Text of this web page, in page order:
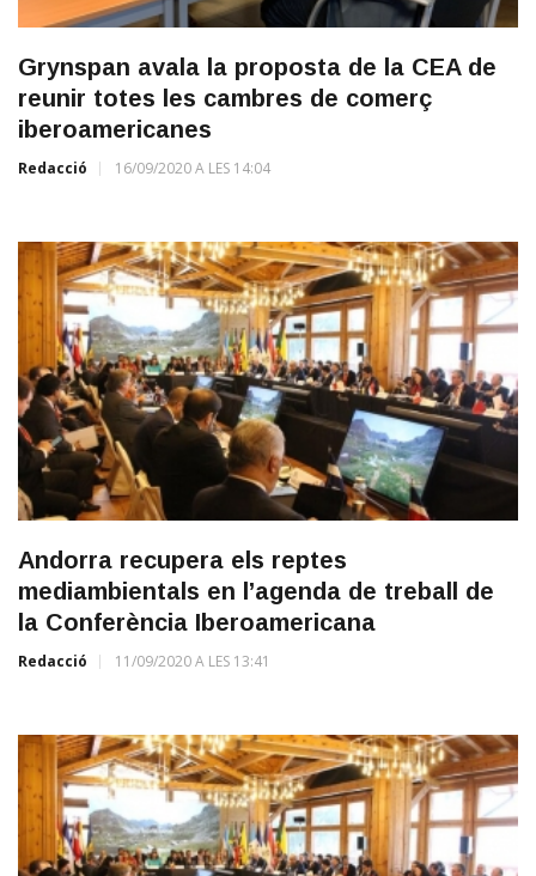
Grynspan avala la proposta de la CEA de
reunir totes les cambres de comerç
iberoamericanes
Redacció 16/09/2020 A LES 14:04
Andorra recupera els reptes
mediambientals en l’agenda de treball de
la Conferència Iberoamericana
Redacció 11/09/2020 A LES 13:41